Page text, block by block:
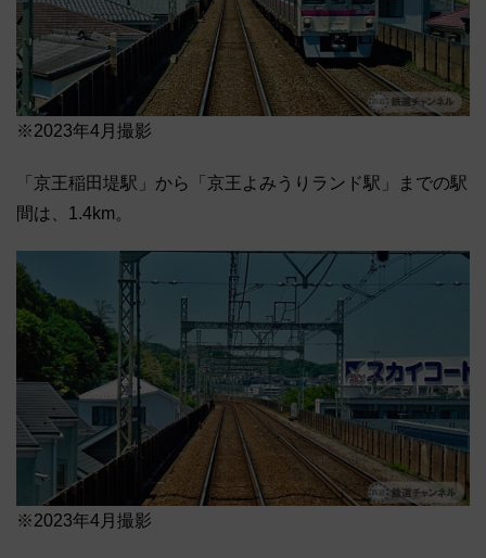
※2023年4月撮影
「京王稲田堤駅」から「京王よみうりランド駅」までの駅
間は、1.4km。
※2023年4月撮影